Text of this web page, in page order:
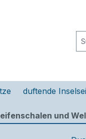
duftende
und